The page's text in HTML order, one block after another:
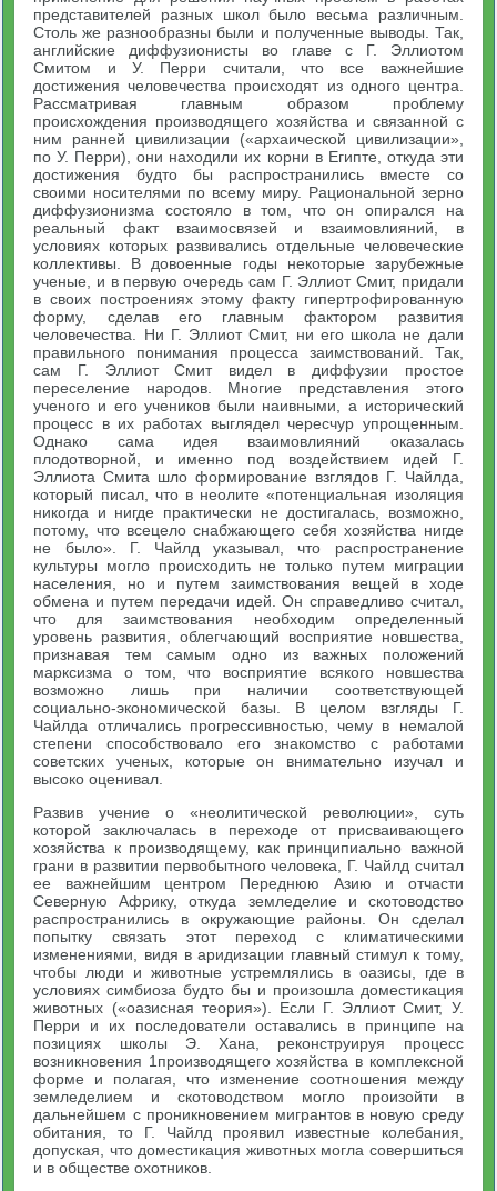
представителей разных школ было весьма различным.
Столь же разнообразны были и полученные выводы. Так,
английские диффузионисты во главе с Г. Эллиотом
Смитом и У. Перри считали, что все важнейшие
достижения человечества происходят из одного центра.
Рассматривая главным образом проблему
происхождения производящего хозяйства и связанной с
ним ранней цивилизации («архаической цивилизации»,
по У. Перри), они находили их корни в Египте, откуда эти
достижения будто бы распространились вместе со
своими носителями по всему миру. Рациональной зерно
диффузионизма состояло в том, что он опирался на
реальный факт взаимосвязей и взаимовлияний, в
условиях которых развивались отдельные человеческие
коллективы. В довоенные годы некоторые зарубежные
ученые, и в первую очередь сам Г. Эллиот Смит, придали
в своих построениях этому факту гипертрофированную
форму, сделав его главным фактором развития
человечества. Ни Г. Эллиот Смит, ни его школа не дали
правильного понимания процесса заимствований. Так,
сам Г. Эллиот Смит видел в диффузии простое
переселение народов. Многие представления этого
ученого и его учеников были наивными, а исторический
процесс в их работах выглядел чересчур упрощенным.
Однако сама идея взаимовлияний оказалась
плодотворной, и именно под воздействием идей Г.
Эллиота Смита шло формирование взглядов Г. Чайлда,
который писал, что в неолите «потенциальная изоляция
никогда и нигде практически не достигалась, возможно,
потому, что всецело снабжающего себя хозяйства нигде
не было». Г. Чайлд указывал, что распространение
культуры могло происходить не только путем миграции
населения, но и путем заимствования вещей в ходе
обмена и путем передачи идей. Он справедливо считал,
что для заимствования необходим определенный
уровень развития, облегчающий восприятие новшества,
признавая тем самым одно из важных положений
марксизма о том, что восприятие всякого новшества
возможно лишь при наличии соответствующей
социально-экономической базы. В целом взгляды Г.
Чайлда отличались прогрессивностью, чему в немалой
степени способствовало его знакомство с работами
советских ученых, которые он внимательно изучал и
высоко оценивал.
Развив учение о «неолитической революции», суть
которой заключалась в переходе от присваивающего
хозяйства к производящему, как принципиально важной
грани в развитии первобытного человека, Г. Чайлд считал
ее важнейшим центром Переднюю Азию и отчасти
Северную Африку, откуда земледелие и скотоводство
распространились в окружающие районы. Он сделал
попытку связать этот переход с климатическими
изменениями, видя в аридизации главный стимул к тому,
чтобы люди и животные устремлялись в оазисы, где в
условиях симбиоза будто бы и произошла доместикация
животных («оазисная теория»). Если Г. Эллиот Смит, У.
Перри и их последователи оставались в принципе на
позициях школы Э. Хана, реконструируя процесс
возникновения 1производящего хозяйства в комплексной
форме и полагая, что изменение соотношения между
земледелием и скотоводством могло произойти в
дальнейшем с проникновением мигрантов в новую среду
обитания, то Г. Чайлд проявил известные колебания,
допуская, что доместикация животных могла совершиться
и в обществе охотников.